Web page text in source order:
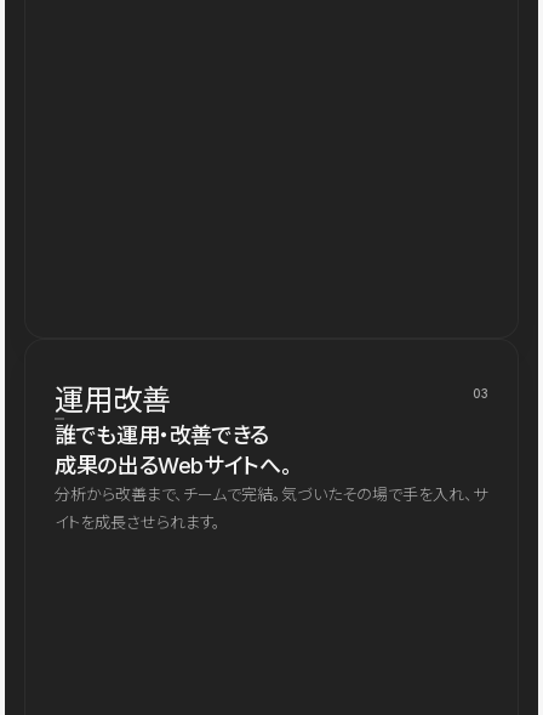
運用改善 03
誰でも運用・改善できる
成果の出るWebサイトへ。
分析から改善まで、チームで完結。気づいたその場で手を入れ、サ
イトを成長させられます。